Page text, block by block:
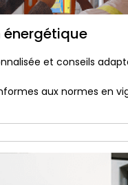
énergétique
et conseils
aux normes en